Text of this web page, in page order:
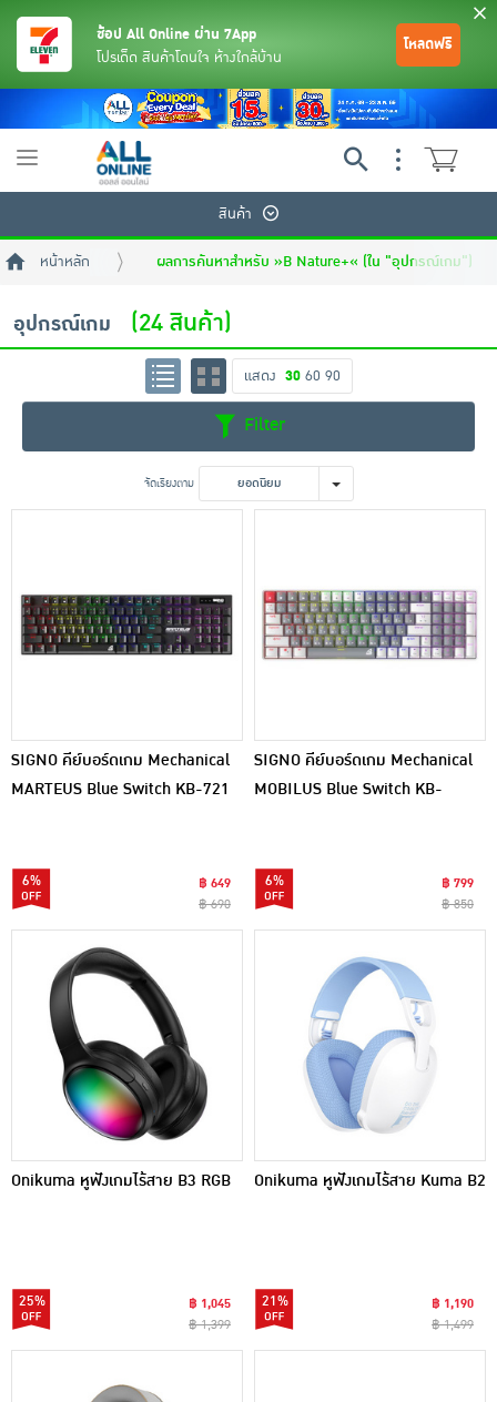
อาหารสด ผัก ผลไม้และเบเกอรี่
ช้อป All Online ผ่าน 7App
โปรเด็ด สินค้าโดนใจ ห้างใกล้บ้าน
โหลดฟรี
Toggle
สินค้า
หน้าหลัก ผลการค้นหาสำหรับ »B Nature+« (ใน "อุปกรณ์เกม")
อุปกรณ์เกม (24 สินค้า)
แสดง 30 60 90
Filter
จัดเรียงตาม ยอดนิยม
SIGNO คีย์บอร์ดเกม Mechanical
MARTEUS Blue Switch KB-721
6%
฿ 649
฿ 690
SIGNO คีย์บอร์ดเกม Mechanical
MOBILUS Blue Switch KB-
6%
฿ 799
฿ 850
Onikuma หูฟังเกมไร้สาย B3 RGB
25%
฿ 1,045
฿ 1,399
Onikuma หูฟังเกมไร้สาย Kuma B2
21%
฿ 1,190
฿ 1,499